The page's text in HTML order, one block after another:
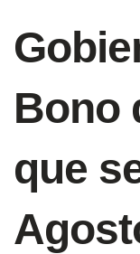
Bono
que